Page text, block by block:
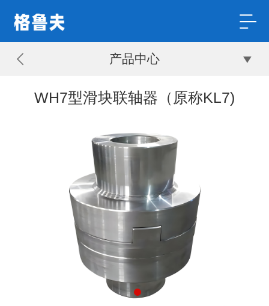
产品中心
WH7型滑块联轴器（原称KL7)